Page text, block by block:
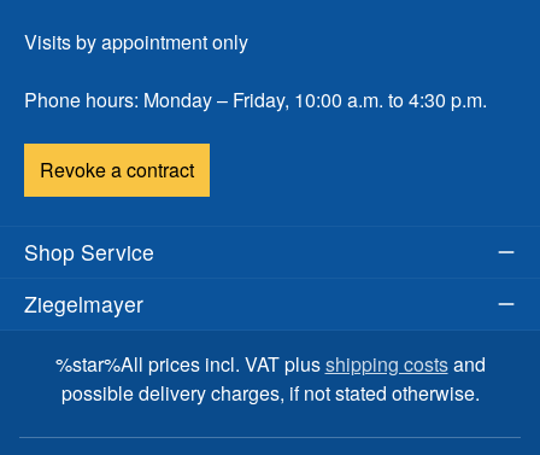
Visits by appointment only
Phone hours: Monday – Friday, 10:00 a.m. to 4:30 p.m.
Revoke a contract
Shop Service
Ziegelmayer
%star%All prices incl. VAT plusshipping costsand
possible delivery charges, if not stated otherwise.